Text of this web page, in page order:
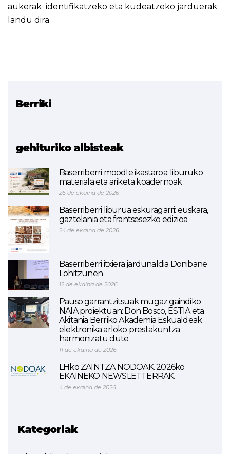
aukerak identifikatzeko eta kudeatzeko jarduerak
landu dira
Berriki
gehituriko albisteak
Baserriberri moodle ikastaroa: liburuko
materiala eta ariketa koadernoak
26 de ekaina de 2026
Baserriberri liburua eskuragarri: euskara,
gaztelania eta frantsesezko edizioa
24 de ekaina de 2026
Baserriberri itxiera jardunaldia Donibane
Lohitzunen
12 de ekaina de 2026
Pauso garrantzitsuak mugaz gaindiko
NAIA proiektuan: Don Bosco, ESTIA eta
Akitania Berriko Akademia Eskualdeak
elektronika arloko prestakuntza
harmonizatu dute
11 de ekaina de 2026
LHko ZAINTZA NODOAK. 2026ko
EKAINEKO NEWSLETTERRAK.
4 de ekaina de 2026
Kategoriak